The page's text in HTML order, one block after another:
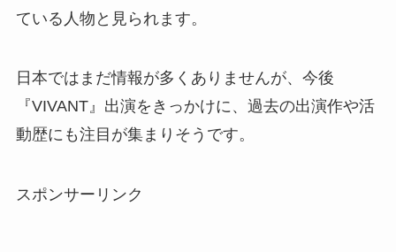
ている人物と見られます。
日本ではまだ情報が多くありませんが、今後
『VIVANT』出演をきっかけに、過去の出演作や活
動歴にも注目が集まりそうです。
スポンサーリンク